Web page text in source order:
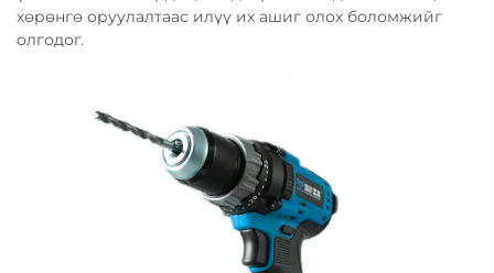
хөрөнгө оруулалтаас илүү их ашиг олох боломжийг
олгодог.